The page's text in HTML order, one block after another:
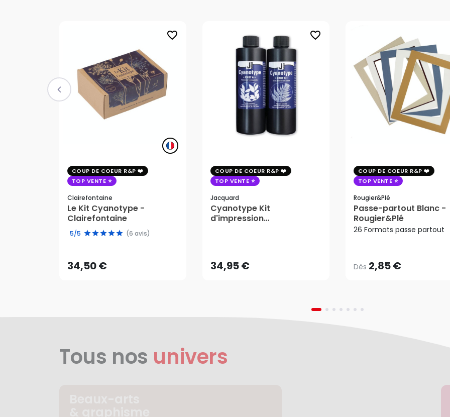
favorite_border
COUP DE COEUR R&P
TOP VENTE
Clairefontaine
Le Kit Cyanotype -
Clairefontaine
5/5 (6 avis)
34,50 €
34,50 €
AJOUTER AU PANIER
favorite_border
COUP DE COEUR R&P
TOP VENTE
Jacquard
Cyanotype Kit
d'impression
34,95 €AJOUTER AU PANIER
COUP DE COEUR R&P
TOP VENTE
Rougier&plé
Passe-partout Blanc -
Rougier&Plé
26 Formats passe partout
Dès 2,85 €
Dès2,85 €
Tous nos univers